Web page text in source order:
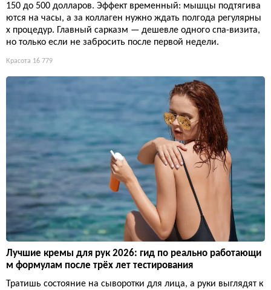
150 до 500 долларов. Эффект временный: мышцы подтягива
ются на часы, а за коллаген нужно ждать полгода регулярны
х процедур. Главный сарказм — дешевле одного спа-визита,
но только если не забросить после первой недели.
Красота 16 779
Лучшие кремы для рук 2026: гид по реально работающи
м формулам после трёх лет тестирования
Тратишь состояние на сыворотки для лица, а руки выглядят к